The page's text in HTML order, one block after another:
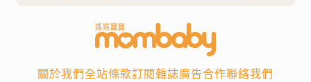
關於我們全站條款訂閱雜誌廣告合作聯絡我們